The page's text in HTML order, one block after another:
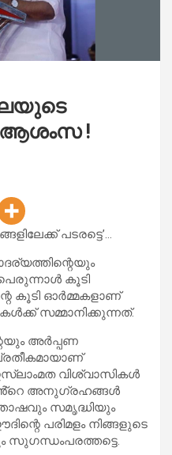
ആശംസ !
പടരട്ടെ’…
കൂടി
കൂടി ഓർമ്മകളാണ്
സമ്മാനിക്കുന്നത്.
അർപ്പണ
വിശ്വാസികൾ
അനുഗ്രഹങ്ങൾ
സമൃദ്ധിയും
പരിമളം നിങ്ങളുടെ
സുഗന്ധംപരത്തട്ടെ.